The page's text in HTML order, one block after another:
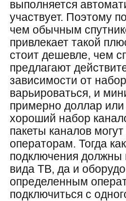
выполняется
участвует. Поэтому
чем обычным
привлекает такой
стоит дешевле, чем
предлагают
зависимости от
варьироваться, и
примерно доллар
хороший набор
пакеты каналов
операторам. Тогда
подключения должны
вида ТВ, да и
определенным
подключиться с